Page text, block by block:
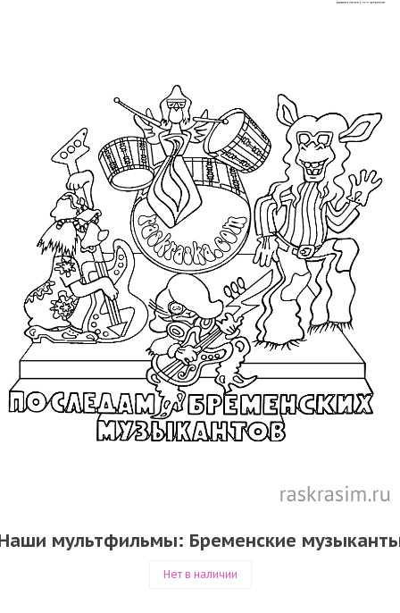
мультфильмы: Бременские
Нет в наличии